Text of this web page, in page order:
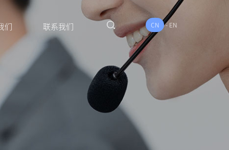
CN - EN
们 联系我们